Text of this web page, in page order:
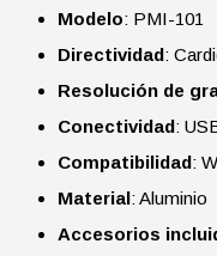
Modelo: PMI-101
Directividad:
Resolución de
Conectividad:
Compatibilidad:
Material: Aluminio
Accesorios